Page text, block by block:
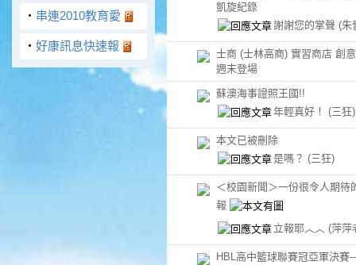
‧ 串連2010教育愛
‧ 好康訊息快速報
凱旋紀錄
謝謝您的掌聲 (朱
士商 (士林高商) 實習商店 創
週末登場
蘇澳海事證照王國!!
年輕真好！ (三狂)
本文已被刪除
是嗎？ (三狂)
＜校園新聞＞一份很令人期待
報
立報耶︿︿ (萍萍
HBL高中籃球聯賽冠亞軍決賽